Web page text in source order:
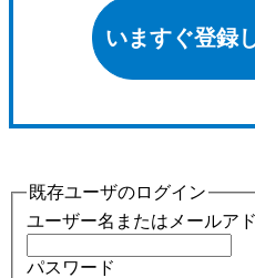
いますぐ登録
既存ユーザのログイン
ユーザー名またはメールア
パスワード